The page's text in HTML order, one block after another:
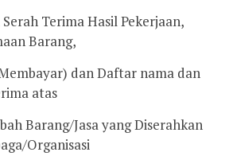
Terima Hasil Pekerjaan,
Barang,
dan Daftar nama dan
atas
Barang/Jasa yang Diserahkan
Organisasi